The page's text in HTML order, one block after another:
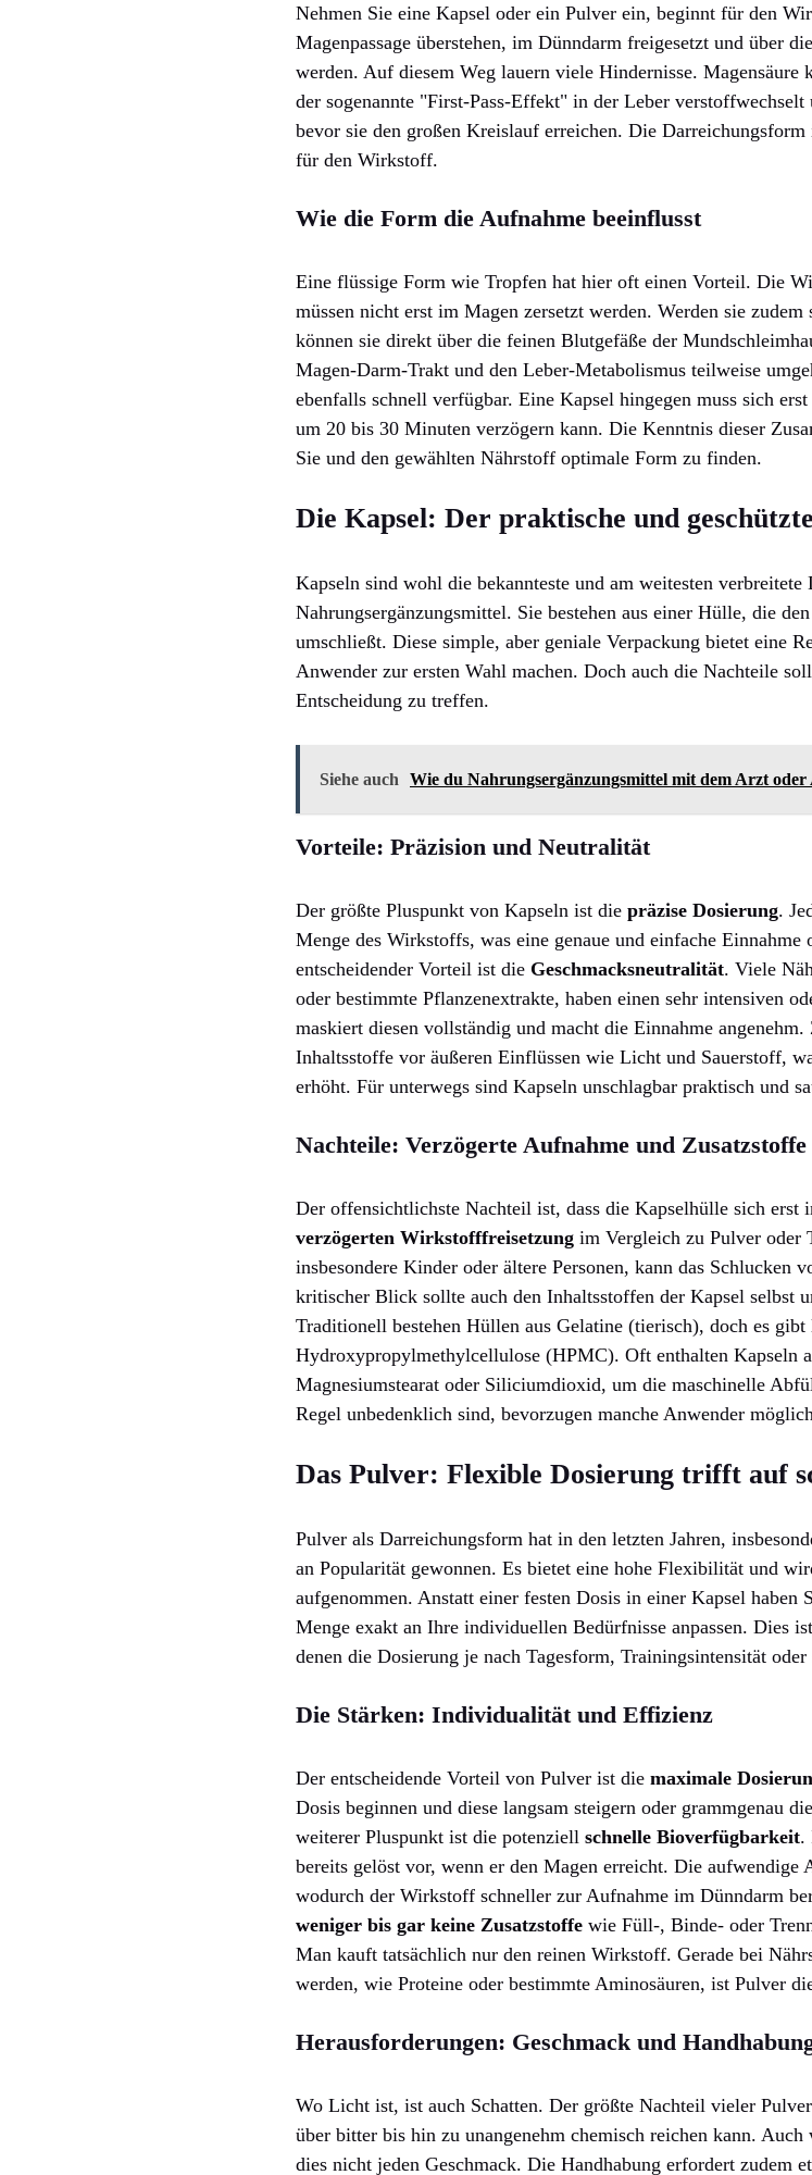
Nehmen Sie eine Kapsel oder ein Pulver ein, beginnt für den
Magenpassage überstehen, im Dünndarm freigesetzt und über
werden. Auf diesem Weg lauern viele Hindernisse. Magensäure
der sogenannte "First-Pass-Effekt" in der Leber
bevor sie den großen Kreislauf erreichen. Die
für den Wirkstoff.
Wie die Form die Aufnahme beeinflusst
Eine flüssige Form wie Tropfen hat hier oft einen Vorteil. Die
müssen nicht erst im Magen zersetzt werden. Werden sie
können sie direkt über die feinen Blutgefäße der
Magen-Darm-Trakt und den Leber-Metabolismus teilweise
ebenfalls schnell verfügbar. Eine Kapsel hingegen muss sich
um 20 bis 30 Minuten verzögern kann. Die Kenntnis dieser
Sie und den gewählten Nährstoff optimale Form zu finden.
Die Kapsel: Der praktische und
Kapseln sind wohl die bekannteste und am weitesten
Nahrungsergänzungsmittel. Sie bestehen aus einer Hülle, die
umschließt. Diese simple, aber geniale Verpackung bietet eine
Anwender zur ersten Wahl machen. Doch auch die Nachteile
Entscheidung zu treffen.
Siehe auch Wie du Nahrungsergänzungsmittel mit dem Arzt
Vorteile: Präzision und Neutralität
Der größte Pluspunkt von Kapseln ist die präzise Dosierung.
Menge des Wirkstoffs, was eine genaue und einfache
entscheidender Vorteil ist die Geschmacksneutralität. Viele
oder bestimmte Pflanzenextrakte, haben einen sehr intensiven
maskiert diesen vollständig und macht die Einnahme
Inhaltsstoffe vor äußeren Einflüssen wie Licht und Sauerstoff,
erhöht. Für unterwegs sind Kapseln unschlagbar praktisch und
Nachteile: Verzögerte Aufnahme und Zusatzstoffe
Der offensichtlichste Nachteil ist, dass die Kapselhülle sich erst
verzögerten Wirkstofffreisetzung im Vergleich zu Pulver oder
insbesondere Kinder oder ältere Personen, kann das Schlucken
kritischer Blick sollte auch den Inhaltsstoffen der Kapsel selbst
Traditionell bestehen Hüllen aus Gelatine (tierisch), doch es
Hydroxypropylmethylcellulose (HPMC). Oft enthalten Kapseln
Magnesiumstearat oder Siliciumdioxid, um die maschinelle
Regel unbedenklich sind, bevorzugen manche Anwender
Das Pulver: Flexible Dosierung trifft auf
Pulver als Darreichungsform hat in den letzten Jahren,
an Popularität gewonnen. Es bietet eine hohe Flexibilität und
aufgenommen. Anstatt einer festen Dosis in einer Kapsel
Menge exakt an Ihre individuellen Bedürfnisse anpassen. Dies
denen die Dosierung je nach Tagesform, Trainingsintensität
Die Stärken: Individualität und Effizienz
Der entscheidende Vorteil von Pulver ist die maximale
Dosis beginnen und diese langsam steigern oder grammgenau
weiterer Pluspunkt ist die potenziell schnelle Bioverfügbarkeit.
bereits gelöst vor, wenn er den Magen erreicht. Die
wodurch der Wirkstoff schneller zur Aufnahme im Dünndarm
weniger bis gar keine Zusatzstoffe wie Füll-, Binde- oder
Man kauft tatsächlich nur den reinen Wirkstoff. Gerade bei
werden, wie Proteine oder bestimmte Aminosäuren, ist Pulver
Herausforderungen: Geschmack und
Wo Licht ist, ist auch Schatten. Der größte Nachteil vieler
über bitter bis hin zu unangenehm chemisch reichen kann.
dies nicht jeden Geschmack. Die Handhabung erfordert zudem